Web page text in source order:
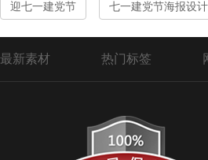
迎七一建党节 七一建党节海报设计
最新素材 热门标签